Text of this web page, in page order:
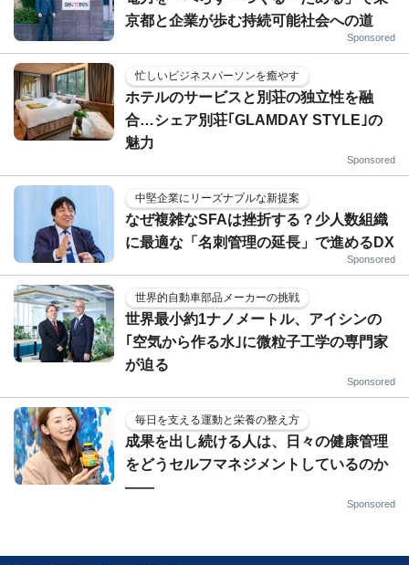
京都と企業が歩む持続可能社会への道
Sponsored
忙しいビジネスパーソンを癒やす
ホテルのサービスと別荘の独立性を融
合…シェア別荘｢GLAMDAY STYLE｣の
魅力
Sponsored
中堅企業にリーズナブルな新提案
なぜ複雑なSFAは挫折する？少人数組織
に最適な「名刺管理の延長」で進めるDX
Sponsored
世界的自動車部品メーカーの挑戦
世界最小約1ナノメートル、アイシンの
｢空気から作る水｣に微粒子工学の専門家
が迫る
Sponsored
毎日を支える運動と栄養の整え方
成果を出し続ける人は、日々の健康管理
をどうセルフマネジメントしているのか
——
Sponsored